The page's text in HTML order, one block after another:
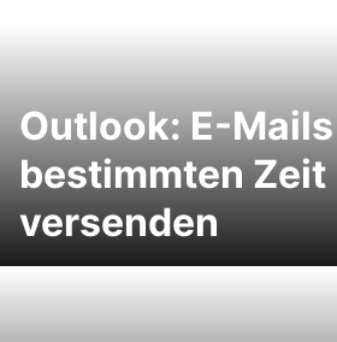
Outlook: E-
bestimmten Zeit
versenden